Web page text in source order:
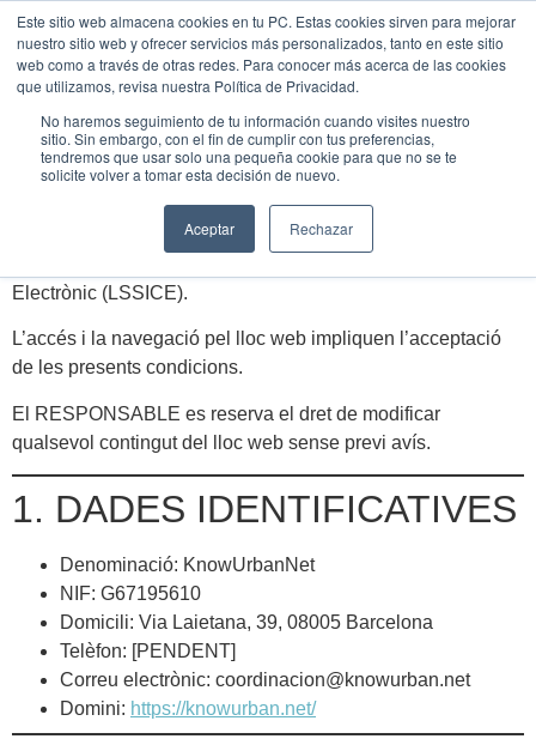
Este sitio web almacena cookies en tu PC. Estas cookies sirven para mejorar
nuestro sitio web y ofrecer servicios más personalizados, tanto en este sitio
web como a través de otras redes. Para conocer más acerca de las cookies
que utilizamos, revisa nuestra Política de Privacidad.
No haremos seguimiento de tu información cuando visites nuestro
sitio. Sin embargo, con el fin de cumplir con tus preferencias,
tendremos que usar solo una pequeña cookie para que no se te
solicite volver a tomar esta decisión de nuevo.
Aceptar Rechazar
UNEIX-
TE
Avís Legal
KnowUrbanNet, responsable del lloc web
https://knowurban.net/, posa a disposició dels usuaris el
present Avís Legal en compliment de la Llei 34/2002, de
Electrònic (LSSICE).
L’accés i la navegació pel lloc web impliquen l’acceptació
de les presents condicions.
El RESPONSABLE es reserva el dret de modificar
qualsevol contingut del lloc web sense previ avís.
1. DADES IDENTIFICATIVES
Denominació: KnowUrbanNet
NIF: G67195610
Domicili: Via Laietana, 39, 08005 Barcelona
Telèfon: [PENDENT]
Correu electrònic: coordinacion@knowurban.net
Domini: https://knowurban.net/